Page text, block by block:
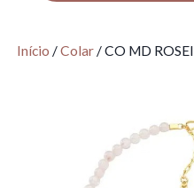
Início /Colar/ CO MD